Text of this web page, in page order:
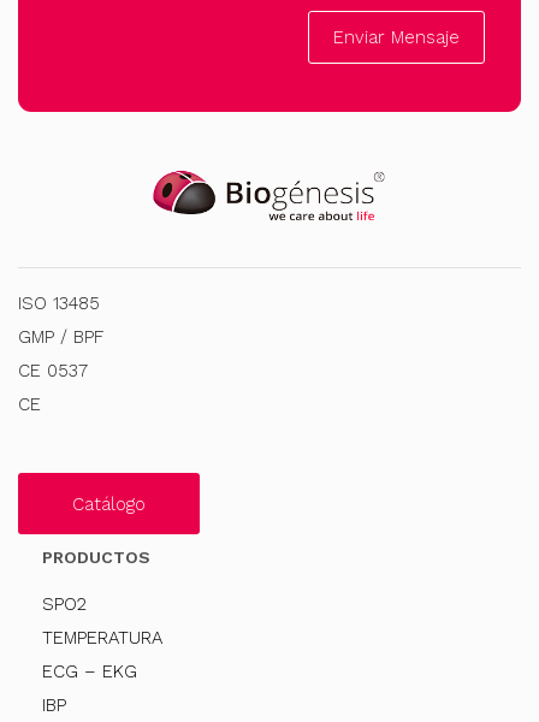
Enviar Mensaje
ISO 13485
GMP / BPF
CE 0537
CE
Catálogo
PRODUCTOS
SPO2
TEMPERATURA
ECG – EKG
IBP